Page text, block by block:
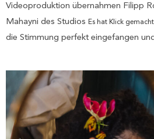
Videoproduktion übernahmen Filipp
Mahayni des Studios Es hat Klick gemacht
die Stimmung perfekt eingefangen